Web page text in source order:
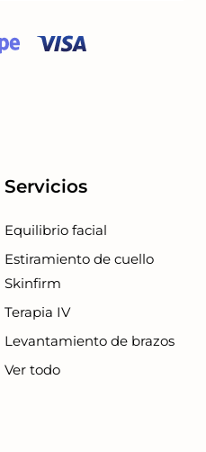
Servicios
Equilibrio facial
Estiramiento de cuello
Skinfirm
Terapia IV
Levantamiento de brazos
Ver todo